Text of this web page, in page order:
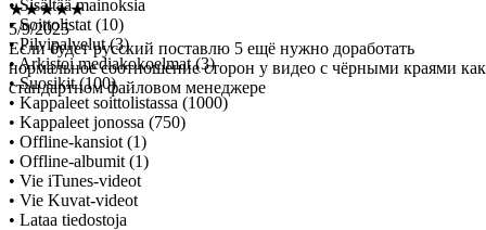
Если будет русский поставлю 5 ещё нужно доработать
нормальное соотношение сторон у видео с чёрными краями как
стандартном файловом менеджере
• Sisältää mainoksia
• Soittolistat (10)
• Pilvipalvelut (3)
• Arkistoi mediakokoelmat (3)
• Suosikit (100)
• Kappaleet soittolistassa (1000)
• Kappaleet jonossa (750)
• Offline-kansiot (1)
• Offline-albumit (1)
• Vie iTunes-videot
• Vie Kuvat-videot
• Lataa tiedostoja